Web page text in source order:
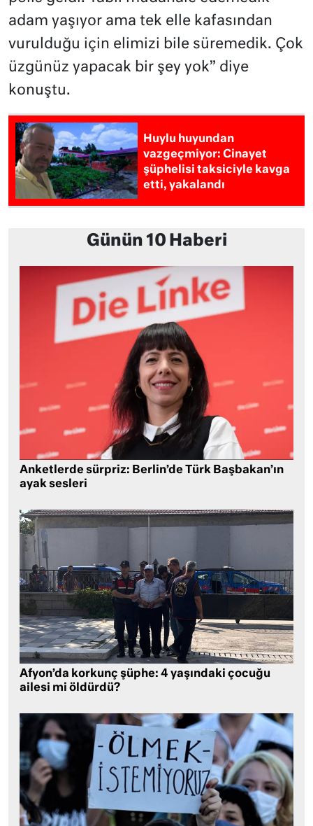
adam yaşıyor ama tek elle kafasından
vurulduğu için elimizi bile süremedik. Çok
üzgünüz yapacak bir şey yok” diye
konuştu.
Huylu huyundan
vazgeçmiyor: Cinayet
şüphelisi taksiciyle kavga
etti, yakalandı
Günün 10 Haberi
Anketlerde sürpriz: Berlin’de Türk Başbakan’ın
ayak sesleri
Afyon’da korkunç şüphe: 4 yaşındaki çocuğu
ailesi mi öldürdü?